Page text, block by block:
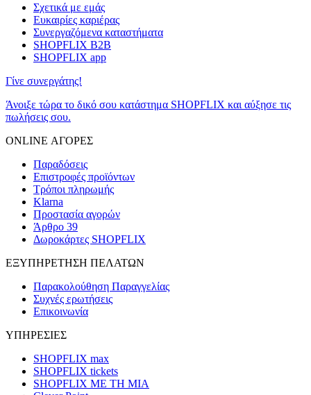
Σχετικά με εμάς
Ευκαιρίες καριέρας
Συνεργαζόμενα καταστήματα
SHOPFLIX B2B
SHOPFLIX app
Γίνε συνεργάτης!
Άνοιξε τώρα το δικό σου κατάστημα SHOPFLIX και αύξησε τις
πωλήσεις σου.
ONLINE ΑΓΟΡΕΣ
Παραδόσεις
Επιστροφές προϊόντων
Τρόποι πληρωμής
Klarna
Προστασία αγορών
Άρθρο 39
Δωροκάρτες SHOPFLIX
ΕΞΥΠΗΡΕΤΗΣΗ ΠΕΛΑΤΩΝ
Παρακολούθηση Παραγγελίας
Συχνές ερωτήσεις
Επικοινωνία
ΥΠΗΡΕΣΙΕΣ
SHOPFLIX max
SHOPFLIX tickets
SHOPFLIX ΜΕ ΤΗ ΜΙΑ